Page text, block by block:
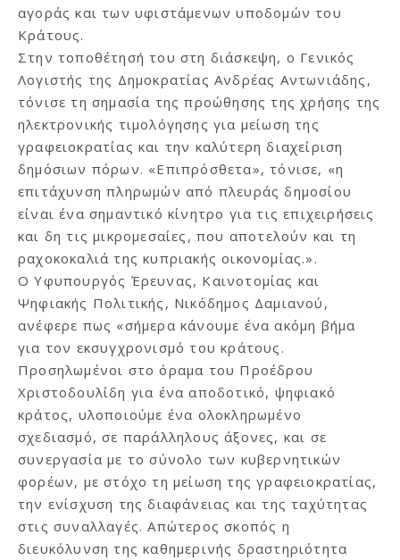
αγοράς και των υφιστάμενων υποδομών του
Κράτους.
Στην τοποθέτησή του στη διάσκεψη, ο Γενικός
Λογιστής της Δημοκρατίας Ανδρέας Αντωνιάδης,
τόνισε τη σημασία της προώθησης της χρήσης της
ηλεκτρονικής τιμολόγησης για μείωση της
γραφειοκρατίας και την καλύτερη διαχείριση
δημόσιων πόρων. «Επιπρόσθετα», τόνισε, «η
επιτάχυνση πληρωμών από πλευράς δημοσίου
είναι ένα σημαντικό κίνητρο για τις επιχειρήσεις
και δη τις μικρομεσαίες, που αποτελούν και τη
ραχοκοκαλιά της κυπριακής οικονομίας.».
Ο Υφυπουργός Έρευνας, Καινοτομίας και
Ψηφιακής Πολιτικής, Νικόδημος Δαμιανού,
ανέφερε πως «σήμερα κάνουμε ένα ακόμη βήμα
για τον εκσυγχρονισμό του κράτους.
Προσηλωμένοι στο όραμα του Προέδρου
Χριστοδουλίδη για ένα αποδοτικό, ψηφιακό
κράτος, υλοποιούμε ένα ολοκληρωμένο
σχεδιασμό, σε παράλληλους άξονες, και σε
συνεργασία με το σύνολο των κυβερνητικών
φορέων, με στόχο τη μείωση της γραφειοκρατίας,
την ενίσχυση της διαφάνειας και της ταχύτητας
στις συναλλαγές. Απώτερος σκοπός η
διευκόλυνση της καθημερινής δραστηριότητα